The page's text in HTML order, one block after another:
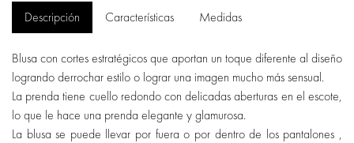
Descripción Características Medidas
Blusa con cortes estratégicos que aportan un toque diferente al diseño
logrando derrochar estilo o lograr una imagen mucho más sensual.
La prenda tiene cuello redondo con delicadas aberturas en el escote,
lo que le hace una prenda elegante y glamurosa.
La blusa se puede llevar por fuera o por dentro de los pantalones ,